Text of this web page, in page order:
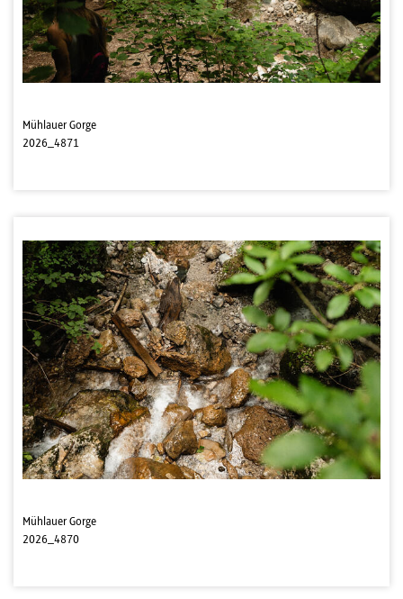
Mühlauer Gorge
2026_4871
Mühlauer Gorge
2026_4870